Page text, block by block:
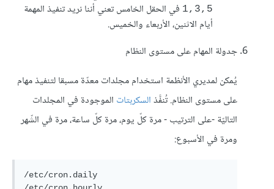
1,3,5 في الحقل الخامس تعني أننا نريد تنفيذ المهمة
أيام الاثنين، الأربعاء والخميس.
جدولة المهام على مستوى النظام
يُمكن لمديري الأنظمة استخدام مجلدات معدّة مسبقا لتنفيذ مهام
على مستوى النظام. تُنفَّذالسكربتات الموجودة في المجلدات
التاليّة -على الترتيب - مرة كلّ يوم، مرة كلّ ساعة، مرة في الشّهر
ومرة في الأسبوع:
/etc/cron.daily